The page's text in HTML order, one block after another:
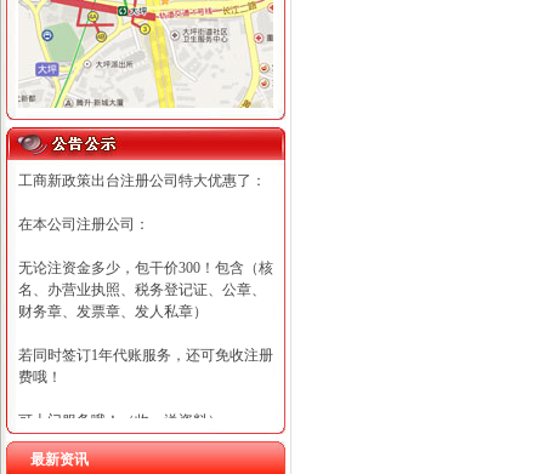
工商新政策出台注册公司特大优惠了：
在本公司注册公司：
无论注资金多少，包干价300！包含（核
名、办营业执照、税务登记证、公章、
财务章、发票章、发人私章）
若同时签订1年代账服务，还可免收注册
费哦！
可上门服务哦！（收、送资料）
可加急服务哦！（最快可1工作日）
最新资讯